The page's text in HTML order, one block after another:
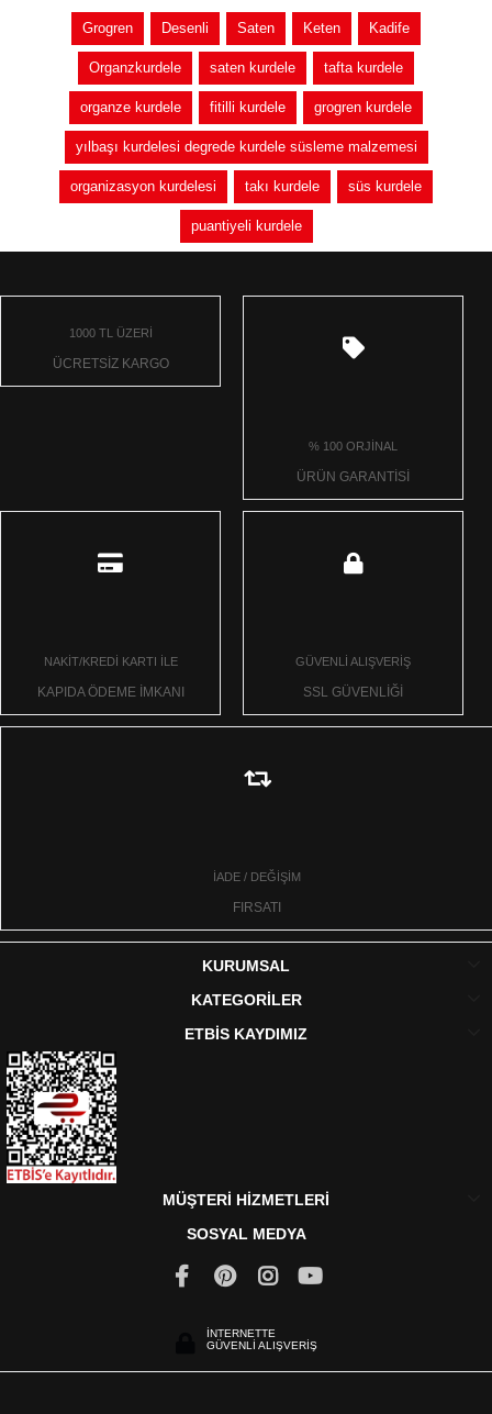
Grogren Desenli Saten Keten Kadife
Organzkurdele saten kurdele tafta kurdele
organze kurdele fitilli kurdele grogren kurdele
yılbaşı kurdelesi degrede kurdele süsleme malzemesi
organizasyon kurdelesi takı kurdele süs kurdele
puantiyeli kurdele
1000 TL ÜZERİ
ÜCRETSİZ KARGO
% 100 ORJİNAL
ÜRÜN GARANTİSİ
NAKİT/KREDİ KARTI İLE
KAPIDA ÖDEME İMKANI
GÜVENLİ ALIŞVERİŞ
SSL GÜVENLİĞİ
İADE / DEĞİŞİM
FIRSATI
KURUMSAL
KATEGORİLER
ETBİS KAYDIMIZ
MÜŞTERİ HİZMETLERİ
SOSYAL MEDYA
İNTERNETTE
GÜVENLİ ALIŞVERİŞ